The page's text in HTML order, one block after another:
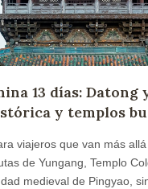
13 días: Datong
y templos
viajeros que van más
de Yungang, Templo
medieval de Pingyao,